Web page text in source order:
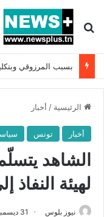
بحث عن
الرئيسية / أخبار
أخبار تونس
الشاهد
لهيئة النفاذ
نيوز بلوس 31 ديسمبر، 2019